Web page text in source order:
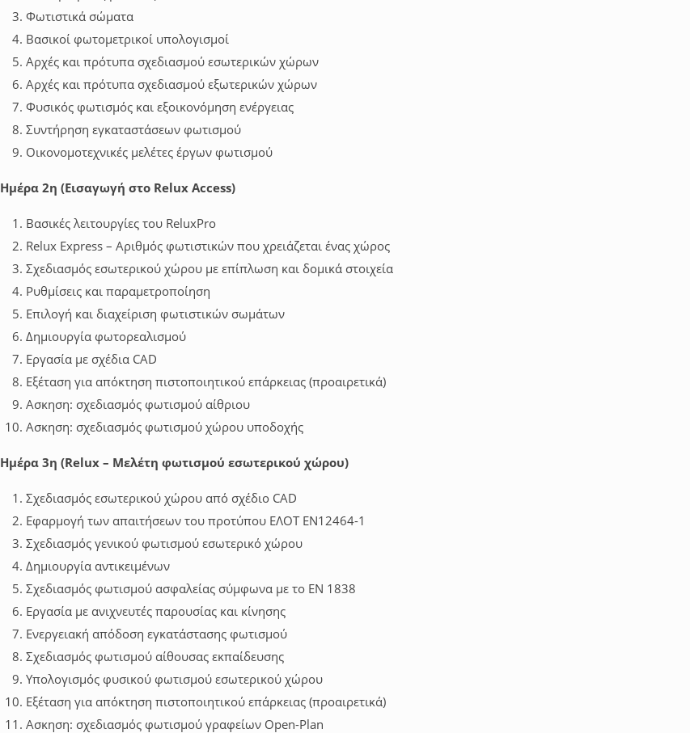
Φωτιστικά σώματα
Βασικοί φωτομετρικοί υπολογισμοί
Αρχές και πρότυπα σχεδιασμού εσωτερικών χώρων
Αρχές και πρότυπα σχεδιασμού εξωτερικών χώρων
Φυσικός φωτισμός και εξοικονόμηση ενέργειας
Συντήρηση εγκαταστάσεων φωτισμού
Οικονομοτεχνικές μελέτες έργων φωτισμού
Ημέρα 2η (Εισαγωγή στο Relux Access)
Βασικές λειτουργίες του ReluxPro
Relux Express – Αριθμός φωτιστικών που χρειάζεται ένας χώρος
Σχεδιασμός εσωτερικού χώρου με επίπλωση και δομικά στοιχεία
Ρυθμίσεις και παραμετροποίηση
Επιλογή και διαχείριση φωτιστικών σωμάτων
Δημιουργία φωτορεαλισμού
Εργασία με σχέδια CAD
Εξέταση για απόκτηση πιστοποιητικού επάρκειας (προαιρετικά)
Ασκηση: σχεδιασμός φωτισμού αίθριου
Aσκηση: σχεδιασμός φωτισμού χώρου υποδοχής
Ημέρα 3η (Relux – Μελέτη φωτισμού εσωτερικού χώρου)
Σχεδιασμός εσωτερικού χώρου από σχέδιο CAD
Εφαρμογή των απαιτήσεων του προτύπου ΕΛΟΤ ΕΝ12464-1
Σχεδιασμός γενικού φωτισμού εσωτερικό χώρου
Δημιουργία αντικειμένων
Σχεδιασμός φωτισμού ασφαλείας σύμφωνα με το ΕΝ 1838
Εργασία με ανιχνευτές παρουσίας και κίνησης
Ενεργειακή απόδοση εγκατάστασης φωτισμού
Σχεδιασμός φωτισμού αίθουσας εκπαίδευσης
Υπολογισμός φυσικού φωτισμού εσωτερικού χώρου
Εξέταση για απόκτηση πιστοποιητικού επάρκειας (προαιρετικά)
Ασκηση: σχεδιασμός φωτισμού γραφείων Open-Plan